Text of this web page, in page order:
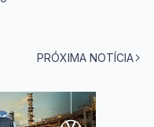
PRÓXIMA NOTÍCIA